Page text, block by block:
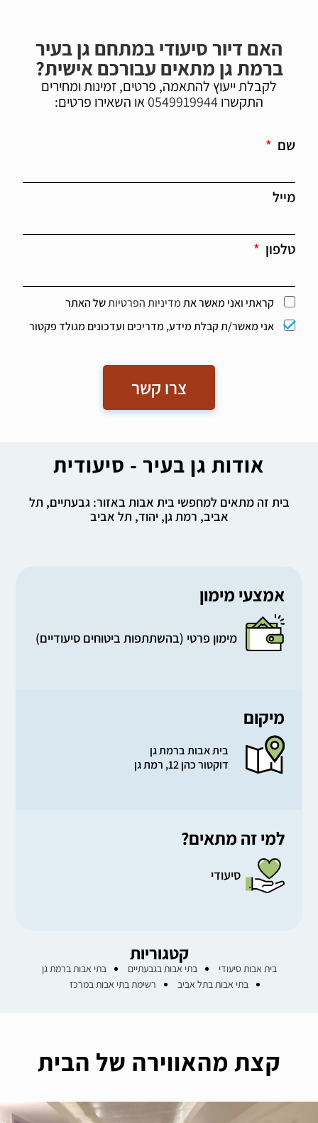
המחוייבות של הבית להעניק שירות אישי ואיכותי לכל
דייר ובן משפחה המבוסס על אמון, שקיפות, אוטונומיה,
סבלנות, כבוד ואדיבות.
אמנת השירות של גולד פקטור מוענקת לאחר סקירה
האם דיור סיעודי במתחם גן בעיר
ברמת גן מתאים עבורכם אישית?
לקבלת ייעוץ להתאמה, פרטים, זמינות ומחירים
התקשרו0549919944או השאירו פרטים:
שם
מייל
טלפון
קראתי ואני מאשר אתמדיניות הפרטיותשל האתר
אני מאשר/ת קבלת מידע, מדריכים ועדכונים מגולד פקטור
צרו קשר
אודות גן בעיר - סיעודית
בית זה מתאים למחפשי בית אבות באזור: גבעתיים, תל
אביב, רמת גן, יהוד, תל אביב
אמצעי מימון
מימון פרטי (בהשתתפות ביטוחים סיעודיים)
מיקום
בית אבות ברמת גן
דוקטור כהן 12, רמת גן
למי זה מתאים?
סיעודי
קטגוריות
בית אבות סיעודי בתי אבות בגבעתיים
בתי אבות ברמת גן
בתי אבות בתל אביב
רשימת בתי אבות במרכז
קצת מהאווירה של הבית